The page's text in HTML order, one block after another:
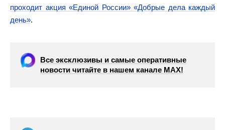
проходит акция «Единой России» «Добрые дела каждый
день».
Все эксклюзивы и самые оперативные
новости читайте в нашем канале МАХ!